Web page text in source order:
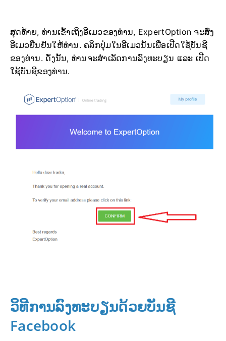
ສຸດທ້າຍ, ທ່ານເຂົ້າເຖິງອີເມວຂອງທ່ານ, ExpertOption ຈະສົ່ງ
ອີເມວຢືນຢັນໃຫ້ທ່ານ. ຄລິກປຸ່ມໃນອີເມວນັ້ນເພື່ອເປີດໃຊ້ບັນຊີ
ຂອງທ່ານ. ດັ່ງນັ້ນ, ທ່ານຈະສຳເລັດການລົງທະບຽນ ແລະ ເປີດ
ໃຊ້ບັນຊີຂອງທ່ານ.
ວິທີການລົງທະບຽນດ້ວຍບັນຊີ
Facebook